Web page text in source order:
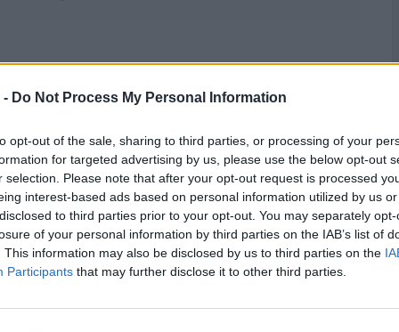
- Do Not Process My Personal Information
opt-out of the sale, sharing to third parties, or processing of your
for targeted advertising by us, please use the below opt-out
selection. Please note that after your opt-out request is processed
interest-based ads based on personal information utilized by us
to third parties prior to your opt-out. You may separately
of your personal information by third parties on the IAB’s list of
This information may also be disclosed by us to third parties on the
Participants that may further disclose it to other third parties.
is lerántották a leplet. A dizájn
és a várva várt félidei show-ra pedig július